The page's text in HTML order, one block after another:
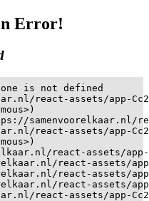
Error!
is not defined
react-assets/app-
samenvoorelkaar.nl/
react-assets/app-
react-assets/
react-assets/
react-assets/
react-assets/
react-assets/app-